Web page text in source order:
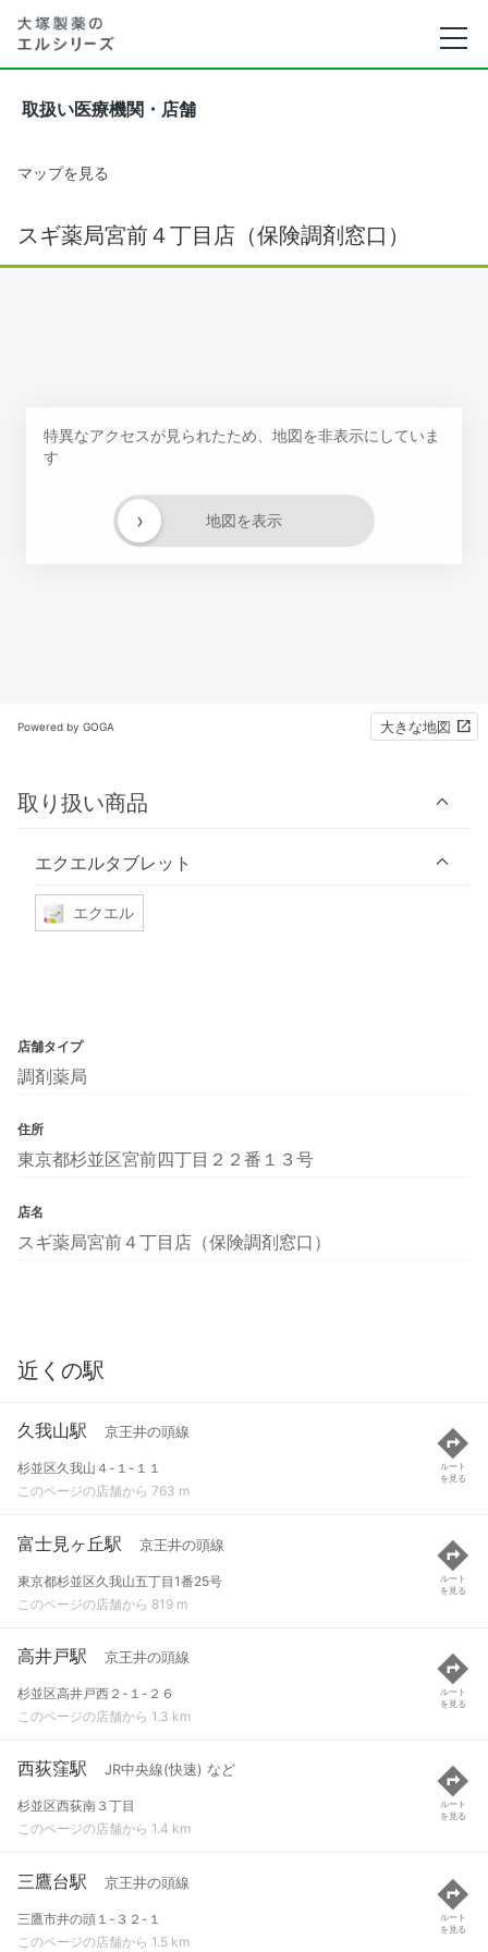
取扱い医療機関・店舗
マップを見る
スギ薬局宮前４丁目店（保険調剤窓口）
特異なアクセスが見られたため、地図を非表示にしていま
す
地図を表示
›
Powered by GOGA 大きな地図
取り扱い商品
エクエルタブレット
エクエル
店舗タイプ
調剤薬局
住所
東京都杉並区宮前四丁目２２番１３号
店名
スギ薬局宮前４丁目店（保険調剤窓口）
近くの駅
久我山駅 京王井の頭線
杉並区久我山４-１-１１
このページの店舗から 763 m
ルート
を見る
富士見ヶ丘駅 京王井の頭線
東京都杉並区久我山五丁目1番25号
このページの店舗から 819 m
ルート
を見る
高井戸駅 京王井の頭線
杉並区高井戸西２-１-２６
このページの店舗から 1.3 km
ルート
を見る
西荻窪駅 JR中央線(快速) など
杉並区西荻南３丁目
このページの店舗から 1.4 km
ルート
を見る
三鷹台駅 京王井の頭線
三鷹市井の頭１-３２-１
このページの店舗から 1.5 km
ルート
を見る